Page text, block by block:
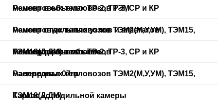
маневровых тепловозов ТЭМ
Ремонт в объемах ТР-2, ТР-3, СР и КР
маневровых тепловозов ТЭМ2(М,У,УМ), ТЭМ15,
ТЭМ18(Д,ДМ) в объеме
Ремонт отдельных узлов и агрегатов
маневровых тепловозов
Ремонт в объемах ТР-2, ТР-3, СР и КР
маневровых тепловозов ТЭМ2(М,У,УМ), ТЭМ15,
ТЭМ18(Д,ДМ)
Распредвал 07гр
Каркас холодильной камеры